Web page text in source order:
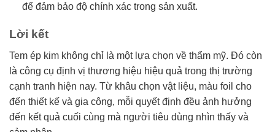
để đảm bảo độ chính xác trong sản xuất.
Lời kết
Tem ép kim không chỉ là một lựa chọn về thẩm mỹ. Đó còn
là công cụ định vị thương hiệu hiệu quả trong thị trường
cạnh tranh hiện nay. Từ khâu chọn vật liệu, màu foil cho
đến thiết kế và gia công, mỗi quyết định đều ảnh hưởng
đến kết quả cuối cùng mà người tiêu dùng nhìn thấy và